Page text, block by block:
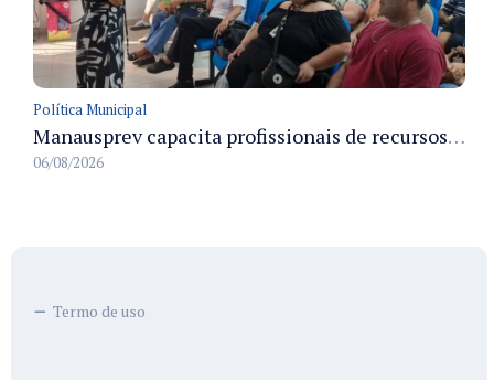
Política Municipal
Manausprev capacita profissionais de recursos humanos para agilizar concessão de aposentadorias no município
06/08/2026
Termo de uso